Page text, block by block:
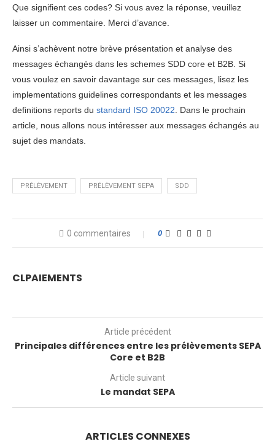
Que signifient ces codes? Si vous avez la réponse, veuillez
laisser un commentaire. Merci d’avance.
Ainsi s’achèvent notre brève présentation et analyse des
messages échangés dans les schemes SDD core et B2B. Si
vous voulez en savoir davantage sur ces messages, lisez les
implementations guidelines correspondants et les messages
definitions reports du standard ISO 20022 . Dans le prochain
article, nous allons nous intéresser aux messages échangés au
sujet des mandats.
PRÉLÈVEMENT PRÉLÈVEMENT SEPA SDD
0 commentaires 0
CLPAIEMENTS
Article précédent
Principales différences entre les prélèvements SEPA
Core et B2B
Article suivant
Le mandat SEPA
ARTICLES CONNEXES